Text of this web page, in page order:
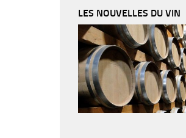
LES NOUVELLES DU VIN